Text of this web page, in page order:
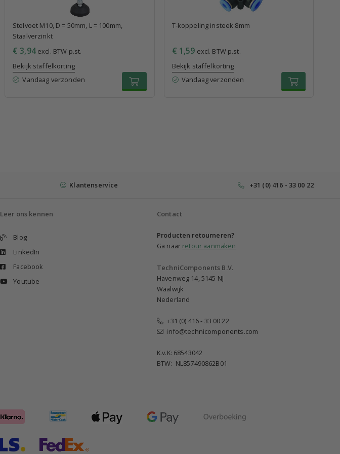
Stelvoet M10, D = 50mm, L = 100mm,
Staalverzinkt
€ 3,94excl. BTW p.st.
Bekijk staffelkorting
Vandaag verzonden
T-koppeling insteek 8mm
€ 1,59 excl. BTW p.st.
Bekijk staffelkorting
Vandaag verzonden
Klantenservice +31 (0) 416 - 33 00 22
Leer ons kennen
Blog
LinkedIn
Facebook
Youtube
Contact
Producten retourneren?
Ga naar retour aanmaken
TechniComponents B.V.
Havenweg 14, 5145 NJ
Waalwijk
Nederland
+31 (0) 416 - 33 00 22
info@technicomponents.com
K.v.K: 68543042
BTW: NL857490862B01